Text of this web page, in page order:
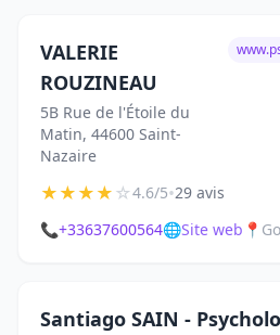
VALERIE
ROUZINEAU
5B Rue de l'Étoile du
Matin, 44600 Saint-
Nazaire
★★★★☆4.6/5•29 avis
📞+33637600564🌐Site web 📍
Santiago SAIN -